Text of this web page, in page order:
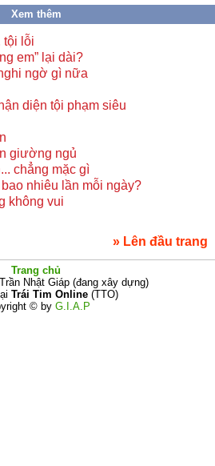
Xem thêm
tội lỗi
em” lại dài?
ngờ gì nữa
diện tội phạm siêu
giường ngủ
chẳng mặc gì
bao nhiêu lần mỗi ngày?
không vui
» Lên đầu trang
Trang chủ
Nhật Giáp (đang xây dựng)
Trái Tim Online(TTO)
© by G.I.A.P